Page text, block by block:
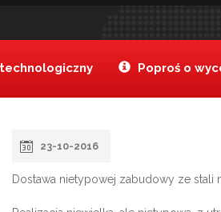
Poproś o
23-10-2016
Dostawa nietypowej zabudowy ze stali